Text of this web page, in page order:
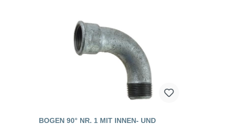
BOGEN 90° NR. 1 MIT INNEN- UND